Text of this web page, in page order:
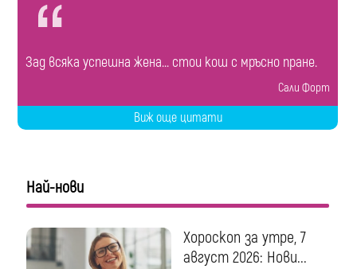
Зад всяка успешна жена... стои кош с мръсно пране.
Сали Форт
Виж още цитати
Най-нови
Хороскоп за утре, 7
август 2026: Нови...